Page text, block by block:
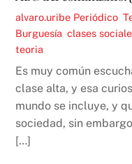
alvaro.uribe Periódico ,
Burguesía ,clases
teoria
Es muy común
clase alta, y esa
mundo se incluye, y
sociedad, sin
[…]